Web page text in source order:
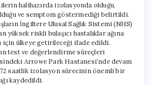
halihazırda izolasyonda olduğu,
ve semptom göstermediği belirtildi.
İngiltere Ulusal Sağlık Sistemi (NHS)
yüksek riskli bulaşıcı hastalıklar ağına
için ülkeye getirileceği ifade edildi.
test ve değerlendirme süreçleri
Arrowe Park Hastanesi’nde devam
saatlik izolasyon sürecinin önemli bir
kaydedildi.